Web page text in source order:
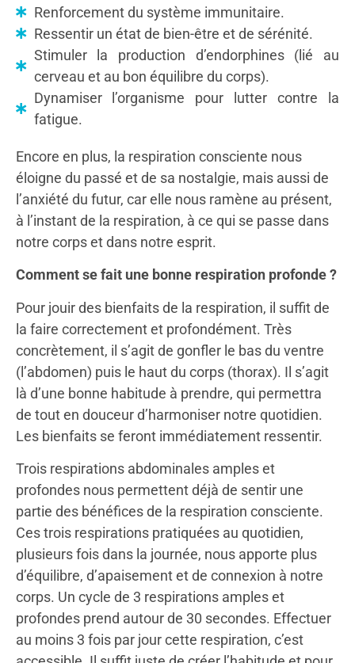
Renforcement du système immunitaire.
Ressentir un état de bien-être et de sérénité.
Stimuler la production d’endorphines (lié au
cerveau et au bon équilibre du corps).
Dynamiser l’organisme pour lutter contre la
fatigue.
Encore en plus, la respiration consciente nous
éloigne du passé et de sa nostalgie, mais aussi de
l’anxiété du futur, car elle nous ramène au présent,
à l’instant de la respiration, à ce qui se passe dans
notre corps et dans notre esprit.
Comment se fait une bonne respiration profonde ?
Pour jouir des bienfaits de la respiration, il suffit de
la faire correctement et profondément. Très
concrètement, il s’agit de gonfler le bas du ventre
(l’abdomen) puis le haut du corps (thorax). Il s’agit
là d’une bonne habitude à prendre, qui permettra
de tout en douceur d’harmoniser notre quotidien.
Les bienfaits se feront immédiatement ressentir.
Trois respirations abdominales amples et
profondes nous permettent déjà de sentir une
partie des bénéfices de la respiration consciente.
Ces trois respirations pratiquées au quotidien,
plusieurs fois dans la journée, nous apporte plus
d’équilibre, d’apaisement et de connexion à notre
corps. Un cycle de 3 respirations amples et
profondes prend autour de 30 secondes. Effectuer
au moins 3 fois par jour cette respiration, c’est